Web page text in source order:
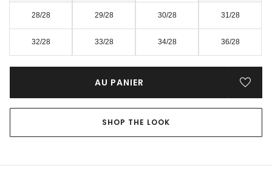
28/28 29/28 30/28 31/28
32/28 33/28 34/28 36/28
AU PANIER
SHOP THE LOOK